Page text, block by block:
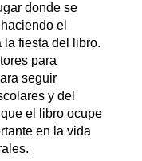
donde se
el
la fiesta del libro.
para
seguir
y del
el libro ocupe
en la vida